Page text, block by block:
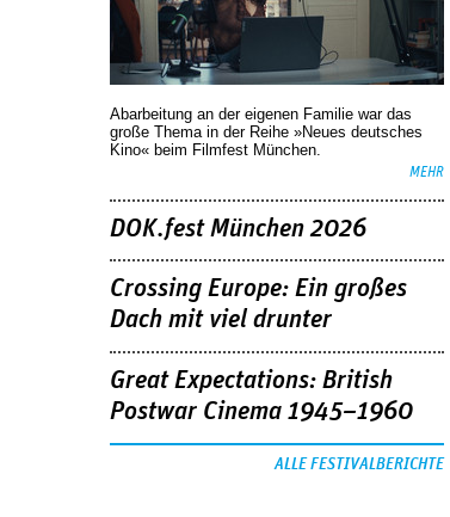
Abarbeitung an der eigenen Familie war das
große Thema in der Reihe »Neues deutsches
Kino« beim Filmfest München.
MEHR
DOK.fest München 2026
Crossing Europe: Ein großes
Dach mit viel drunter
Great Expectations: British
Postwar Cinema 1945–1960
ALLE FESTIVALBERICHTE